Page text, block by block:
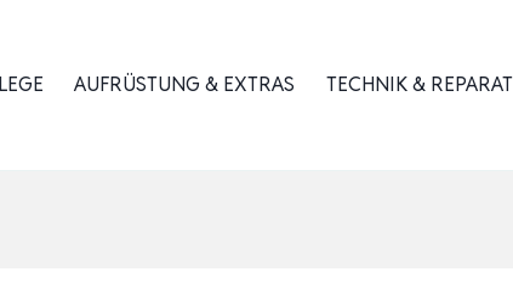
AUFRÜSTUNG & EXTRAS TECHNIK &